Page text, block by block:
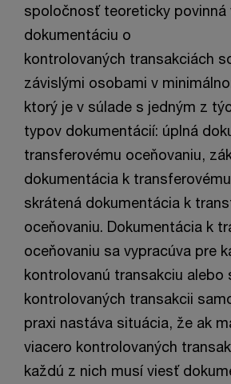
spoločnosť teoreticky povinná
dokumentáciu o
kontrolovaných transakciách
závislými osobami v
ktorý je v súlade s jedným z
typov dokumentácií: úplná
transferovému oceňovaniu,
dokumentácia k
skrátená dokumentácia k
oceňovaniu. Dokumentácia k
oceňovaniu sa vypracúva pre
kontrolovanú transakciu alebo
kontrolovaných transakcii
praxi nastáva situácia, že ak
viacero kontrolovaných
každú z nich musí viesť